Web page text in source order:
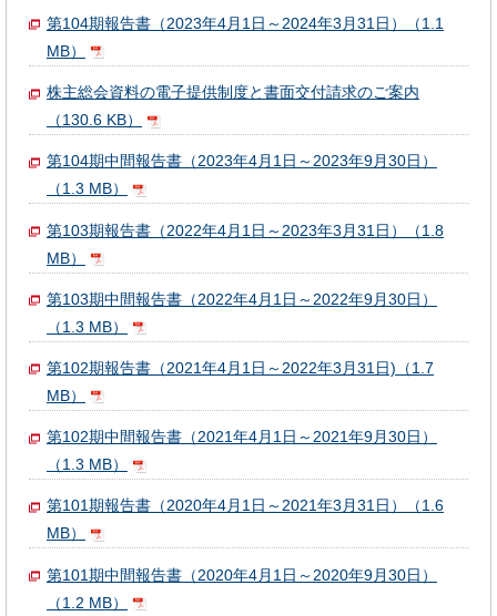
第104期報告書（2023年4月1日～2024年3月31日）（1.1
MB）
株主総会資料の電子提供制度と書面交付請求のご案内
（130.6 KB）
第104期中間報告書（2023年4月1日～2023年9月30日）
（1.3 MB）
第103期報告書（2022年4月1日～2023年3月31日）（1.8
MB）
第103期中間報告書（2022年4月1日～2022年9月30日）
（1.3 MB）
第102期報告書（2021年4月1日～2022年3月31日)（1.7
MB）
第102期中間報告書（2021年4月1日～2021年9月30日）
（1.3 MB）
第101期報告書（2020年4月1日～2021年3月31日）（1.6
MB）
第101期中間報告書（2020年4月1日～2020年9月30日）
（1.2 MB）